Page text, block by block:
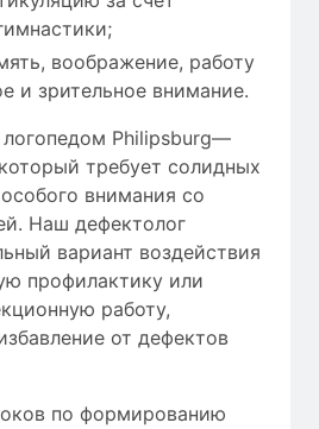
воображение, работу
и зрительное внимание.
Philipsburg—
требует солидных
внимания со
Наш дефектолог
вариант воздействия
профилактику или
работу,
от дефектов
по формированию